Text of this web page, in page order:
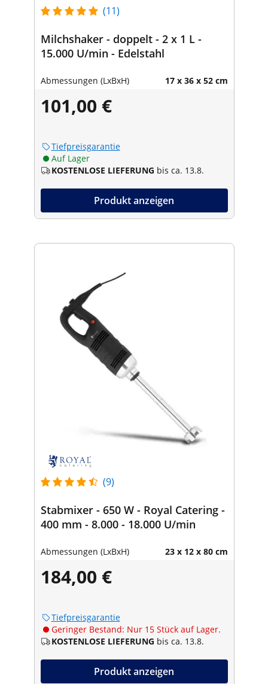
(11)
Milchshaker - doppelt - 2 x 1 L -
15.000 U/min - Edelstahl
Abmessungen (LxBxH) 17 x 36 x 52 cm
101,00 €
Tiefpreisgarantie
Auf Lager
KOSTENLOSE LIEFERUNG bis ca. 13.8.
Produkt anzeigen
(9)
Stabmixer - 650 W - Royal Catering -
400 mm - 8.000 - 18.000 U/min
Abmessungen (LxBxH) 23 x 12 x 80 cm
184,00 €
Tiefpreisgarantie
Geringer Bestand: Nur 15 Stück auf Lager.
KOSTENLOSE LIEFERUNG bis ca. 13.8.
Produkt anzeigen